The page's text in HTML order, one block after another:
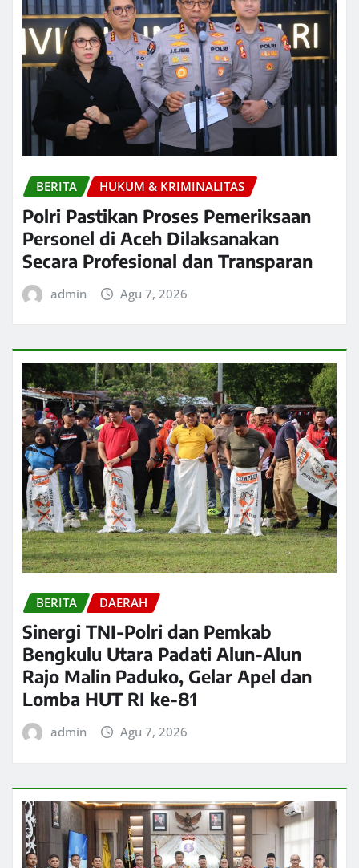
BERITA HUKUM & KRIMINALITAS
Polri Pastikan Proses Pemeriksaan
Personel di Aceh Dilaksanakan
Secara Profesional dan Transparan
admin Agu 7, 2026
BERITA DAERAH
Sinergi TNI-Polri dan Pemkab
Bengkulu Utara Padati Alun-Alun
Rajo Malin Paduko, Gelar Apel dan
Lomba HUT RI ke-81
admin Agu 7, 2026